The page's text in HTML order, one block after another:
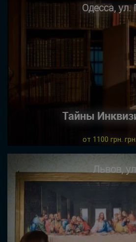
Одесса,
Тайны
от 1100 грн. грн.
Львов,